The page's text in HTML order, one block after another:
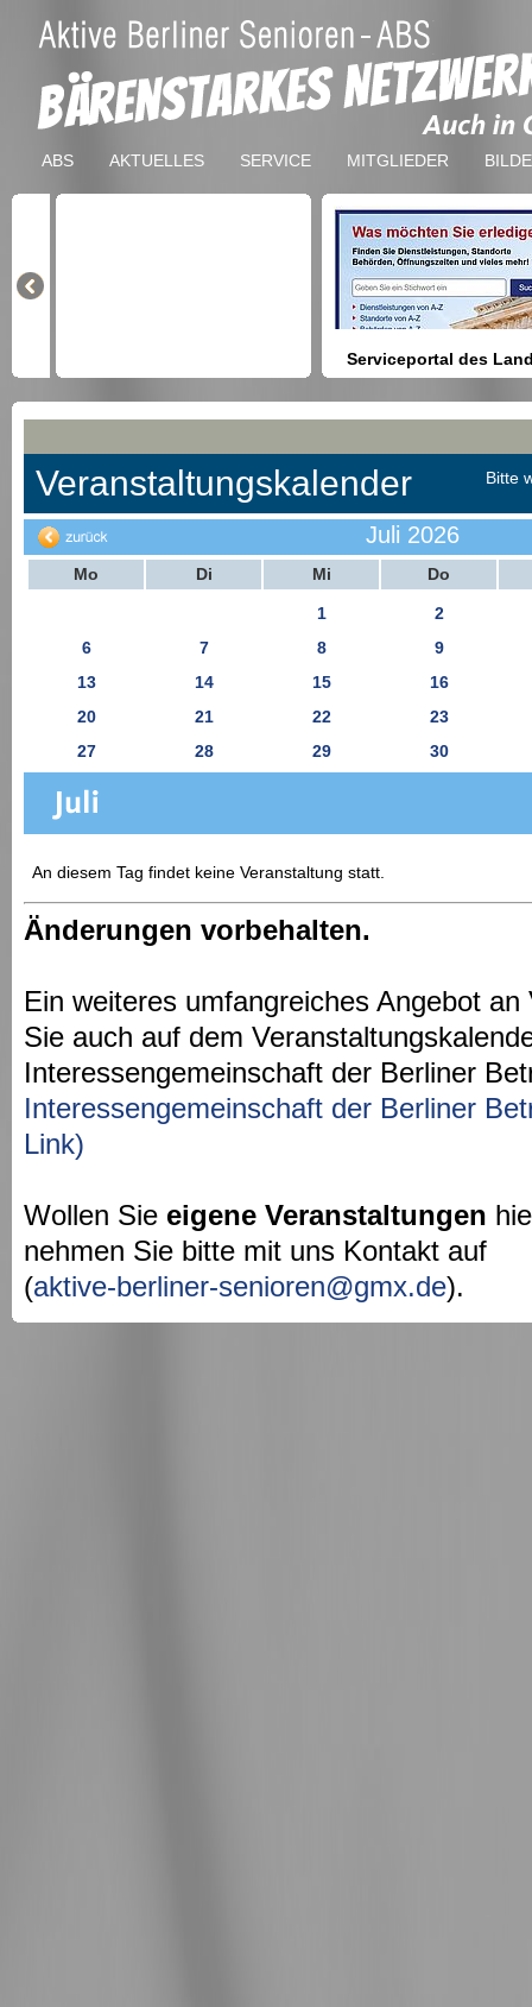
ABS AKTUELLES SERVICE MITGLIEDER
Serviceportal des
Berlin
Anmeldung bei Ämtern usw.
Veranstaltungskalender Bitte
Juli 2026
Mo Di Mi Do
1
2
6
7 8
9
13
14 15
16
20
21 22
23
27
28 29 30
An diesem Tag findet keine Veranstaltung statt.
Änderungen vorbehalten.
Ein weiteres umfangreiches Angebot
Sie auch auf dem
Interessengemeinschaft der Berliner
Interessengemeinschaft der Berliner
Link)
Wollen Sie eigene Veranstaltungen
nehmen Sie bitte mit uns Kontakt auf
(aktive-berliner-senioren@gmx.de).